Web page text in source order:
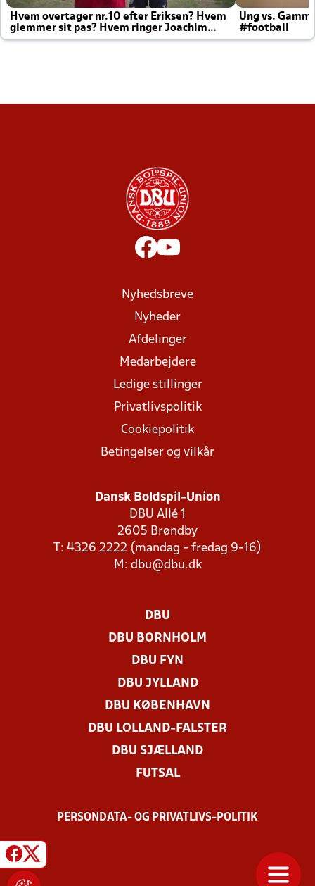
Hvem overtager nr.10 efter Eriksen? Hvem
glemmer sit pas? Hvem ringer Joachim
altid til efter kampe?
Ung vs.
#football
Nyhedsbreve
Nyheder
Afdelinger
Medarbejdere
Ledige stillinger
Privatlivspolitik
Cookiepolitik
Betingelser og vilkår
Dansk Boldspil-Union
DBU Allé 1
2605 Brøndby
T: 4326 2222 (mandag - fredag 9-16)
M: dbu@dbu.dk
DBU
DBU BORNHOLM
DBU FYN
DBU JYLLAND
DBU KØBENHAVN
DBU LOLLAND-FALSTER
DBU SJÆLLAND
FUTSAL
PERSONDATA- OG PRIVATLIVS-POLITIK